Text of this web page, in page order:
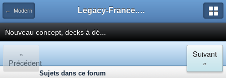
← Modern Legacy-France.org - Forum
Nouveau concept, decks à dé...
«
Précédent
Suivant
»
Sujets dans ce forum